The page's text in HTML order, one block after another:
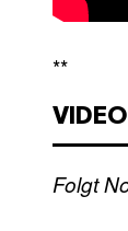
**
Folgt